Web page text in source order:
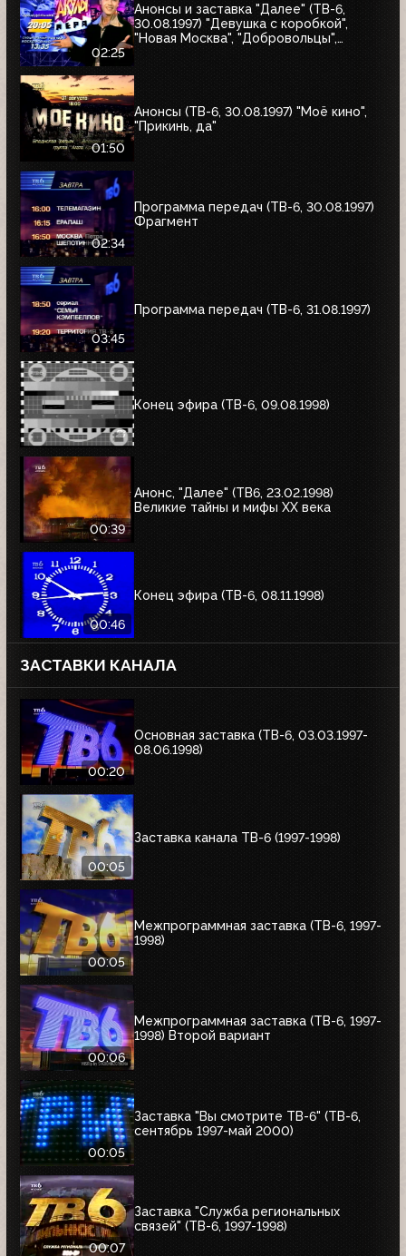
02:25
Анонсы и заставка "Далее" (ТВ-6,
30.08.1997) "Девушка с коробкой",
"Новая Москва", "Добровольцы",
01:50
Анонсы (ТВ-6, 30.08.1997) "Моё кино",
"Прикинь, да"
02:34
Программа передач (ТВ-6, 30.08.1997)
Фрагмент
03:45
Программа передач (ТВ-6, 31.08.1997)
Конец эфира (ТВ-6, 09.08.1998)
00:39
Анонс, "Далее" (ТВ6, 23.02.1998)
Великие тайны и мифы XX века
00:46
Конец эфира (ТВ-6, 08.11.1998)
ЗАСТАВКИ КАНАЛА
00:20
Основная заставка (ТВ-6, 03.03.1997-
08.06.1998)
00:05
Заставка канала ТВ-6 (1997-1998)
00:05
Межпрограммная заставка (ТВ-6, 1997-
1998)
00:06
Межпрограммная заставка (ТВ-6, 1997-
1998) Второй вариант
00:05
Заставка "Вы смотрите ТВ-6" (ТВ-6,
сентябрь 1997-май 2000)
00:07
Заставка "Служба региональных
связей" (ТВ-6, 1997-1998)